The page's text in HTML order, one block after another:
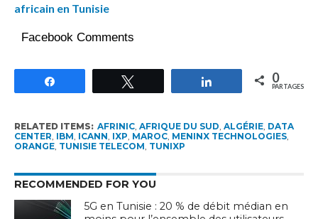
africain en Tunisie
Facebook Comments
Partagez 0
PARTAGES
RELATED ITEMS: AFRINIC, AFRIQUE DU SUD ALGÉRIE, DATA
CENTER IBM ICANN IXP MAROC, MENINX TECHNOLOGIES,
ORANGE, TUNISIE TELECOM TUNIXP
RECOMMENDED FOR YOU
5G en Tunisie : 20 % de débit médian en